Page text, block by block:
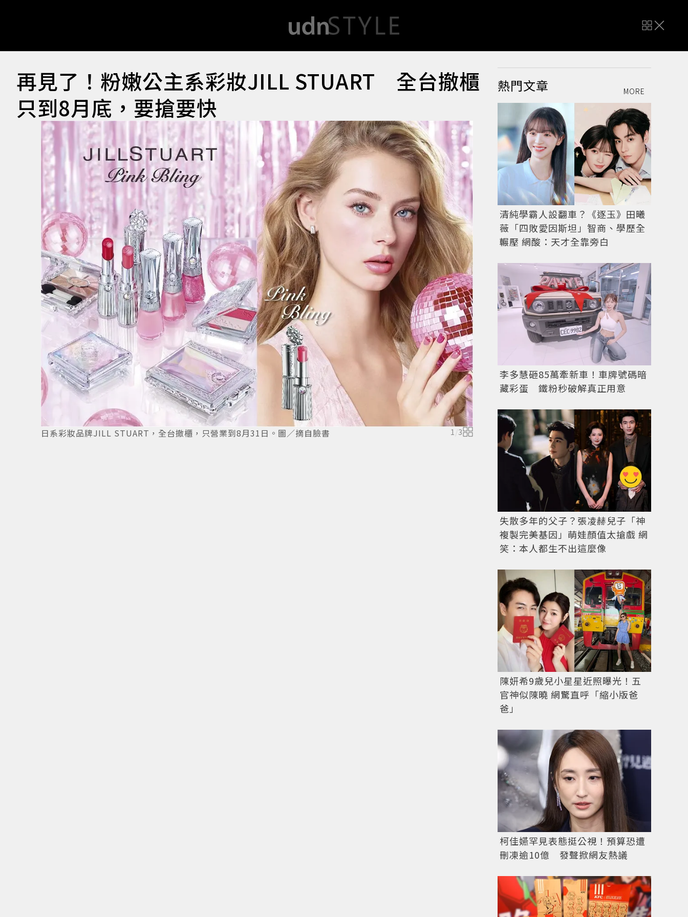
再見了！粉嫩公主系彩妝JILL STUART 全台撤櫃
只到8月底，要搶要快
日系彩妝品牌JILL STUART，全台撤櫃，只營業到8月31日。圖／摘自臉書 1 /3
JILL STUART，全台撤櫃，只營業到8月31日。圖／摘
熱門文章 MORE
清純學霸人設翻車？《逐玉》田曦
薇「四敗愛因斯坦」智商、學歷全
輾壓 網酸：天才全靠旁白
李多慧砸85萬牽新車！車牌號碼暗
藏彩蛋 鐵粉秒破解真正用意
失散多年的父子？張凌赫兒子「神
複製完美基因」萌娃顏值太搶戲 網
笑：本人都生不出這麼像
陳妍希9歲兒小星星近照曝光！五
官神似陳曉 網驚直呼「縮小版爸
爸」
柯佳嬿罕見表態挺公視！預算恐遭
刪凍逾10億 發聲掀網友熱議